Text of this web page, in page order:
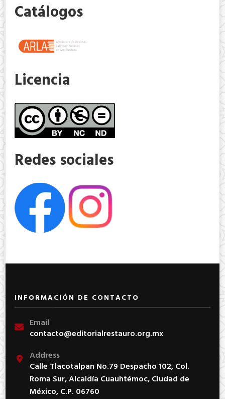
Catálogos
Licencia
Redes sociales
INFORMACIÓN DE CONTACTO
Email
contacto@editorialrestauro.org.mx
Address
Calle Tlacotalpan No.79 Despacho 102, Col.
Roma Sur, Alcaldía Cuauhtémoc, Ciudad de
México, C.P. 06760